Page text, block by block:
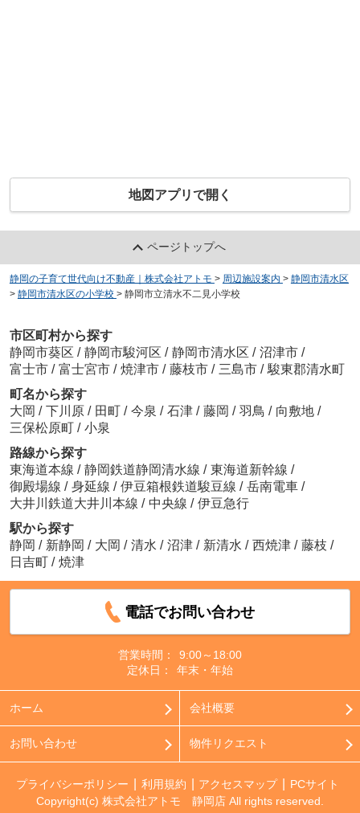
地図アプリで開く
ページトップへ
静岡の子育て世代向け不動産｜株式会社アトモ > 周辺施設案内 > 静岡市清水区
> 静岡市清水区の小学校 > 静岡市立清水不二見小学校
市区町村から探す
静岡市葵区 / 静岡市駿河区 / 静岡市清水区 / 沼津市 /
富士市 / 富士宮市 / 焼津市 / 藤枝市 / 三島市 / 駿東郡清水町
町名から探す
大岡 / 下川原 / 田町 / 今泉 / 石津 / 藤岡 / 羽鳥 / 向敷地 /
三保松原町 / 小泉
路線から探す
東海道本線 / 静岡鉄道静岡清水線 / 東海道新幹線 /
御殿場線 / 身延線 / 伊豆箱根鉄道駿豆線 / 岳南電車 /
大井川鉄道大井川本線 / 中央線 / 伊豆急行
駅から探す
静岡 / 新静岡 / 大岡 / 清水 / 沼津 / 新清水 / 西焼津 / 藤枝 /
日吉町 / 焼津
電話でお問い合わせ
営業時間：
9:00～18:00
定休日：
年末・年始
ホーム 会社概要
お問い合わせ 物件リクエスト
プライバシーポリシー 利用規約 アクセスマップ
PCサイト
Copyright(c) 株式会社アトモ 静岡店 All rights reserved.